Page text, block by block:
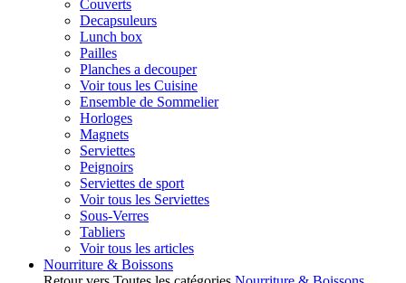
Couverts
Decapsuleurs
Lunch box
Pailles
Planches a decouper
Voir tous les Cuisine
Ensemble de Sommelier
Horloges
Magnets
Serviettes
Peignoirs
Serviettes de sport
Voir tous les Serviettes
Sous-Verres
Tabliers
Voir tous les articles
Nourriture & Boissons